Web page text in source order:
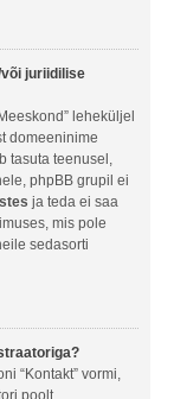
juriidilise
leheküljel
domeeninime
tasuta teenusel,
phpBB grupil ei
ja teda ei saa
mis pole
sedasorti
“Kontakt” vormi,
poolt.